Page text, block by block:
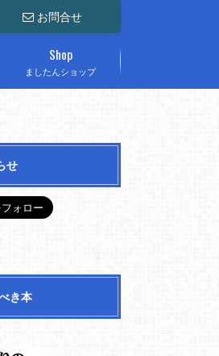
お問合せ
ましたんショップ
Shop
せ
き本